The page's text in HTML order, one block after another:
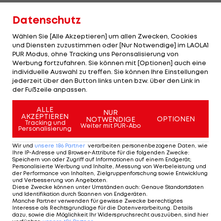
Mercedes arbeitet am Thema Reifen
Lewis Hamiltonmuss endlich auf Touren kommen -
und die Silberpfeile müssen ihre Reifen in den Griff
bekommen.
"Wir haben verstanden, was schief gelaufen ist",
beschwichtigt der britische Titelverteidiger. Die
Zahl der nötigen Änderungen belaufe sich
allerdings auf bis zu zehn. Viel Arbeit für
Mercedes, das dem ersten Saisonsieg nachjagt.
Die Plätze zwei, drei und vier in diesem Jahr sind
für Hamilton zu wenig. Da ist es auch nur ein
schwacher Trost, dass ihm im WM-Klassement
Datenschutz
Wählen Sie [Alle Akzeptieren] um allen Zwecken, Cookies
und Diensten zuzustimmen oder [Nur Notwendige] im LAOLA1
PUR Modus, ohne Tracking uns Peronsalisierung von
Werbung fortzufahren. Sie können mit [Optionen] auch eine
individuelle Auswahl zu treffen. Sie können Ihre Einstellungen
jederzeit über den Button links unten bzw. über den Link in
der Fußzeile anpassen.
ALLE
AKZEPTIEREN
Tracking und
Personalisierung
NUR
NOTWENDIGE
Weiter mit PUR-Abo
OPTIONEN
Wir und unsere 186 Partner verarbeiten personenbezogene Daten, wie
Ihre IP-Adresse und Browser-Attribute für die folgenden Zwecke:
Speichern von oder Zugriff auf Informationen auf einem Endgerät;
Personalisierte Werbung und Inhalte, Messung von Werbeleistung und
der Performance von Inhalten, Zielgruppenforschung sowie Entwicklung
und Verbesserung von Angeboten.
Diese Zwecke können unter Umständen auch: Genaue Standortdaten
und Identifikation durch Scannen von Endgeräten.
Manche Partner verwenden für gewisse Zwecke berechtigtes
Interesse als Rechtsgrundlage für die Datenverarbeitung. Details
dazu, sowie die Möglichkeit Ihr Widerspruchsrecht auszuüben, sind hier